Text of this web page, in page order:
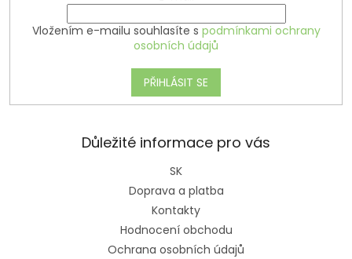
Vložením e-mailu souhlasíte s podmínkami ochrany
osobních údajů
PŘIHLÁSIT SE
Důležité informace pro vás
SK
Doprava a platba
Kontakty
Hodnocení obchodu
Ochrana osobních údajů